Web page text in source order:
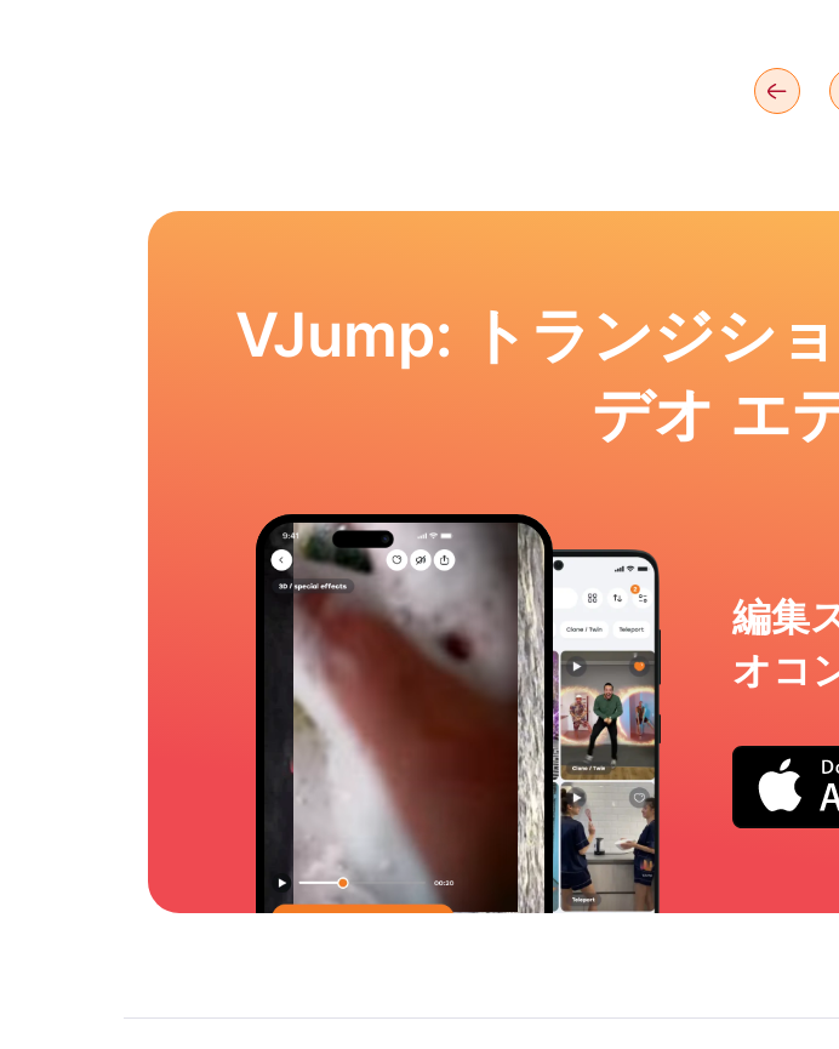
VJump: トランジシ
デオ エ
編集
オコ